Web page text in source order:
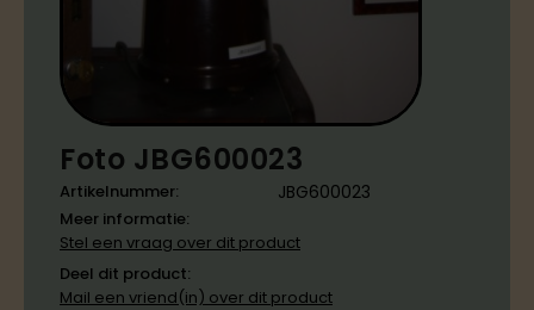
Foto JBG600023
Artikelnummer: JBG600023
Meer informatie:
Stel een vraag over dit product
Deel dit product:
Mail een vriend(in) over dit product